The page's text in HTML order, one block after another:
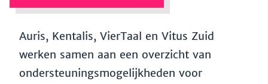
Auris, Kentalis, VierTaal en Vitus Zuid
werken samen aan een overzicht van
ondersteuningsmogelijkheden voor